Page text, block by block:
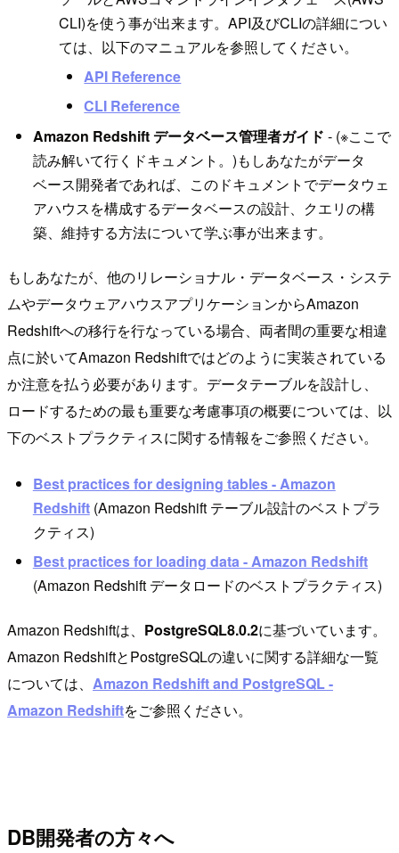
CLI)を使う事が出来ます。API及びCLIの詳細につい
ては、以下のマニュアルを参照してください。
API Reference
CLI Reference
Amazon Redshift データベース管理者ガイド - (※ここで
読み解いて行くドキュメント。)もしあなたがデータ
ベース開発者であれば、このドキュメントでデータウェ
アハウスを構成するデータベースの設計、クエリの構
築、維持する方法について学ぶ事が出来ます。
もしあなたが、他のリレーショナル・データベース・システ
ムやデータウェアハウスアプリケーションからAmazon
Redshiftへの移行を行なっている場合、両者間の重要な相違
点に於いてAmazon Redshiftではどのように実装されている
か注意を払う必要があります。データテーブルを設計し、
ロードするための最も重要な考慮事項の概要については、以
下のベストプラクティスに関する情報をご参照ください。
Best practices for designing tables - Amazon
Redshift(Amazon Redshift テーブル設計のベストプラ
クティス)
Best practices for loading data - Amazon Redshift
(Amazon Redshift データロードのベストプラクティス)
Amazon Redshiftは、 PostgreSQL8.0.2に基づいています。
Amazon RedshiftとPostgreSQLの違いに関する詳細な一覧
については、 Amazon Redshift and PostgreSQL -
Amazon Redshiftをご参照ください。
DB開発者の方々へ